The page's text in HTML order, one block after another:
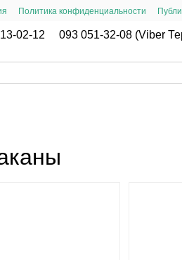
Политика конфиденциальности
02-12 093 051-32-08 (Viber